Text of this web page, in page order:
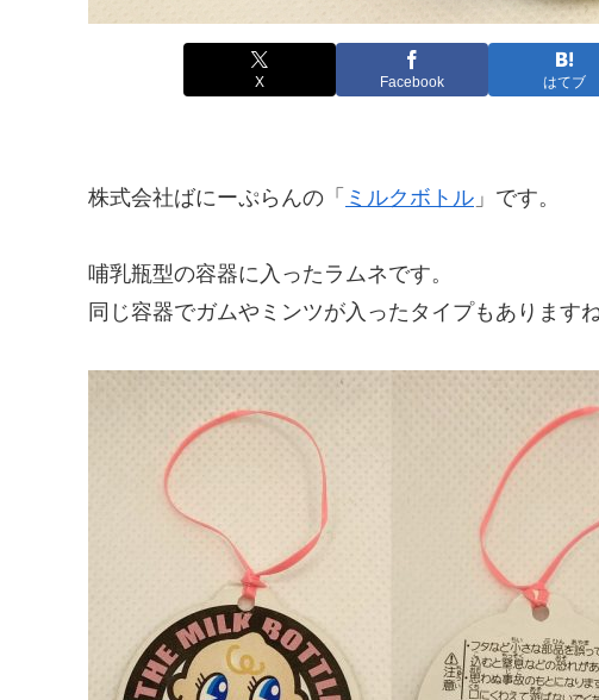
X Facebook はてブ
株式会社ばにーぷらんの「 ミルクボトル 」です。
哺乳瓶型の容器に入ったラムネです。
同じ容器でガムやミンツが入ったタイプもありますね